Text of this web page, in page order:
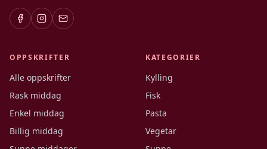
OPPSKRIFTER
Alle oppskrifter
Rask middag
Enkel middag
Billig middag
KATEGORIER
Kylling
Fisk
Pasta
Vegetar